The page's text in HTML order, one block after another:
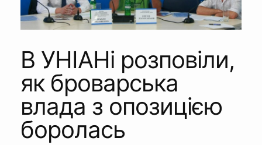
В УНІАНі розповіли,
як броварська
влада з опозицією
боролась